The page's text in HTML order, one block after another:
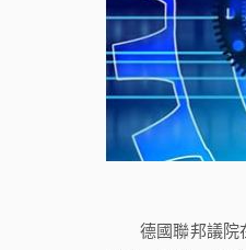
德國聯邦議院在